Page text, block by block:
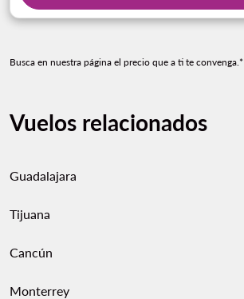
Busca en nuestra página el precio que a ti te convenga.*
Vuelos relacionados
Guadalajara
Tijuana
Cancún
Monterrey